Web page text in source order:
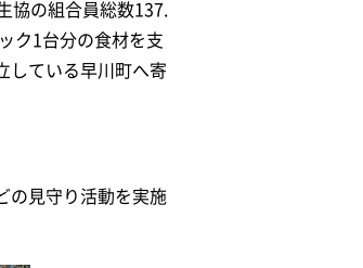
協の組合員総数137.
ク1台分の食材を支
している早川町へ寄
の見守り活動を実施